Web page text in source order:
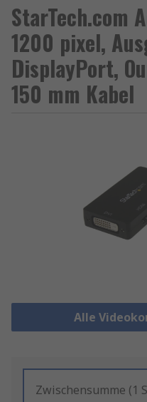
StarTech.com
1200 pixel,
DisplayPort,
150 mm Kabel
Alle
Zwischensumme (1